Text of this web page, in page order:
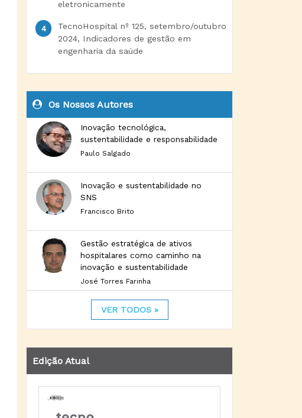
eletronicamente
TecnoHospital nº 125, setembro/outubro
2024, Indicadores de gestão em
engenharia da saúde
Os Nossos Autores
Inovação tecnológica,
sustentabilidade e responsabilidade
Paulo Salgado
Inovação e sustentabilidade no
SNS
Francisco Brito
Gestão estratégica de ativos
hospitalares como caminho na
inovação e sustentabilidade
José Torres Farinha
VER TODOS »
Edição Atual